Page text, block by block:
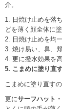
介。
1. 日焼け止めを落
どを薄く顔全体に塗
2. 日焼け止めを均一
3. 焼け易い、鼻、
4. 更に撥水効果を
5. こまめに塗り直す
こまめに塗り直す
更にサーフハット